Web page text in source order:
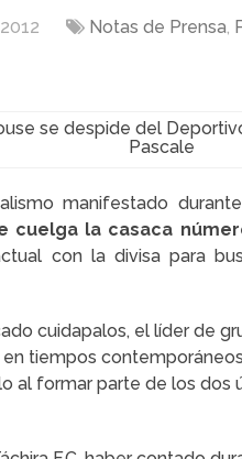
Notas de Prensa,
se despide del
Pascale
manifestado
cuelga la casaca
con la divisa para
cuidapalos, el líder de
tiempos
al formar parte de los dos